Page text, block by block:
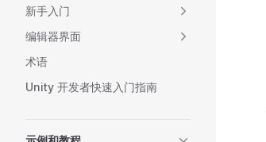
新手入门
编辑器界面
术语
Unity 开发者快速入门指南